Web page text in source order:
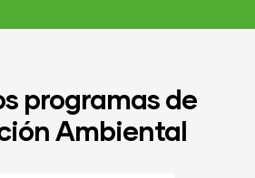
programas de
Ambiental